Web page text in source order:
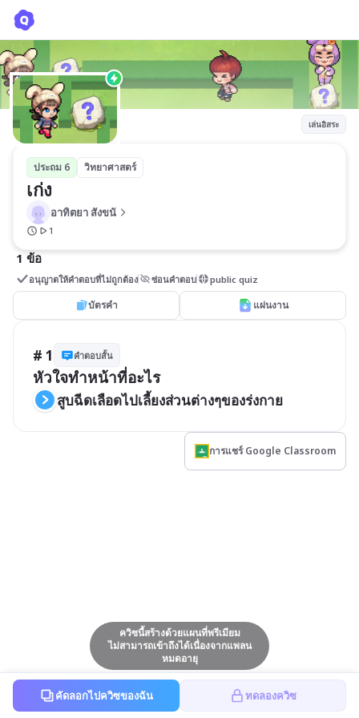
เล่นอิสระ
ประถม 6 วิทยาศาสตร์
เก่ง
อาทิตยา สังขนั
1
1 ข้อ
อนุญาตให้คำตอบที่ไม่ถูกต้อง ซ่อนคำตอบ public quiz
บัตรคำ แผ่นงาน
# 1 คำตอบสั้น
หัวใจทำหน้าที่อะไร
สูบฉีดเลือดไปเลี้ยงส่วนต่างๆของร่งกาย
การแชร์ Google Classroom
ควิซนี้สร้างด้วยแผนที่พรีเมียม
ไม่สามารถเข้าถึงได้เนื่องจากแพลน
หมดอายุ
คัดลอกไปควิซของฉัน ทดลองควิซ